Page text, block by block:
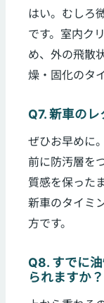
はい。むしろ
です。室内ク
め、外の飛散
燥・固化のタ
Q7. 新車の
ぜひお早めに
前に防汚層を
質感を保った
新車のタイミ
方です。
Q8. すでに
られますか？